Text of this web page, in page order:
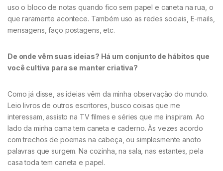
uso o bloco de notas quando fico sem papel e caneta na rua, o
que raramente acontece. Também uso as redes sociais, E-mails,
mensagens, faço postagens, etc.
De onde vêm suas ideias? Há um conjunto de hábitos que
você cultiva para se manter criativa?
Como já disse, as ideias vêm da minha observação do mundo.
Leio livros de outros escritores, busco coisas que me
interessam, assisto na TV filmes e séries que me inspiram. Ao
lado da minha cama tem caneta e caderno. Às vezes acordo
com trechos de poemas na cabeça, ou simplesmente anoto
palavras que surgem. Na cozinha, na sala, nas estantes, pela
casa toda tem caneta e papel.